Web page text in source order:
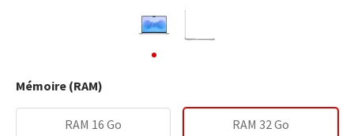
Mémoire (RAM)
RAM 16 Go RAM 32 Go